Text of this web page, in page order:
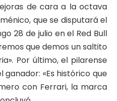
de cara a la octava
que se disputará el
28 de julio en el Red Bull
que demos un saltito
Por último, el pilarense
ganador: «Es histórico que
con Ferrari, la marca